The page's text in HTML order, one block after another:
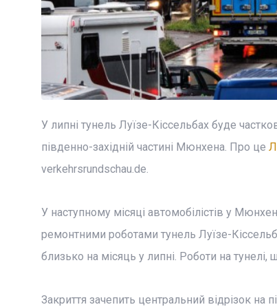
У липні тунель Луїзе-Кіссельбах буде
південно-західній частині Мюнхена. Про це
verkehrsrundschau.de.
У наступному місяці автомобілістів у
ремонтними роботами тунель Луїзе-
близько на місяць у липні. Роботи на
Закриття зачепить центральний відрізок